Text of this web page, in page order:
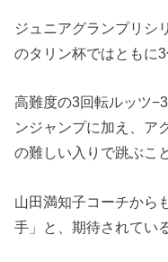
ジュニアグランプリシ
のタリン杯ではともに
高難度の3回転ルッツ
ンジャンプに加え、ア
の難しい入りで跳ぶこ
山田満知子コーチから
手」と、期待されてい